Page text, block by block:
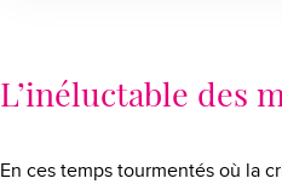
L’inéluctable des
En ces temps tourmentés où la